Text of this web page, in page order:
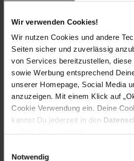
Wir verwenden Cookies!
Wir nutzen Cookies und andere
Seiten sicher und zuverlässig
von Services bereitzustellen,
sowie Werbung entsprechend
unserer Homepage, Social Media
anzuzeigen. Mit einem Klick auf
Cookie Verwendung ein. Deine
kannst Du jederzeit in den
Notwendig
Zum Rezept